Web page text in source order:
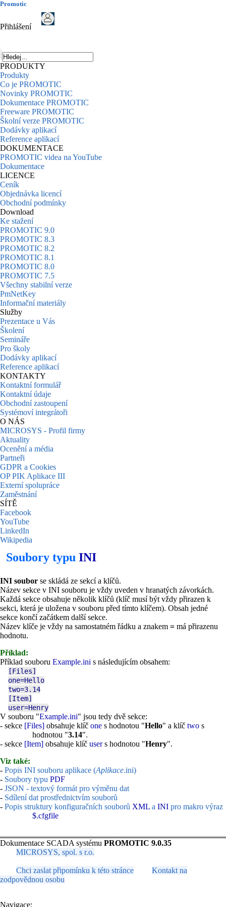
Promotic
Přihlášení
PRODUKTY
Produkty
Co je PROMOTIC
Novinky PROMOTIC
Dokumentace PROMOTIC
Freeware PROMOTIC
Školní verze PROMOTIC
Dodávky aplikací
Reference aplikací
DOKUMENTACE
PROMOTIC videa na YouTube
Dokumentace
LICENCE
Ceník
Objednávka licencí
Obchodní podmínky
Download
Ke stažení
PROMOTIC 9.0
PROMOTIC 8.3
PROMOTIC 8.2
PROMOTIC 8.1
PROMOTIC 8.0
PROMOTIC 7.5
Všechny stabilní verze
PmNetKey
Informační materiály
Služby
Prezentace u Vás
Školení
Semináře
Pro školy
Dodávky aplikací
Reference aplikací
KONTAKTY
Kontaktní formulář
Kontaktní údaje
Obchodní zastoupení
Systémoví integrátoři
O NÁS
MICROSYS - Profil firmy
Aktuality
Ocenění a média
Partneři
GDPR a Cookies
OP PIK Aplikace III
Externí spolupráce
Zaměstnání
SÍTĚ
Facebook
YouTube
LinkedIn
Wikipedia
Soubory typu INI
INI soubor se skládá ze sekcí a klíčů.
Název sekce v INI souboru je vždy uveden v hranatých závorkách.
Každá sekce obsahuje několik klíčů (klíč musí být vždy přirazen k
sekci, která je uložena v souboru před tímto klíčem). Obsah jedné
sekce končí začátkem další sekce.
Název klíče je vždy na samostatném řádku a znakem = má přirazenu
hodnotu.
Příklad:
Příklad souboru Example.ini s následujícím obsahem:
[Files]
one=Hello
two=3.14
[Item]
user=Henry
V souboru "Example.ini" jsou tedy dvě sekce:
- sekce [Files] obsahuje klíč one s hodnotou "Hello" a klíč two s
hodnotou "3.14".
- sekce [Item] obsahuje klíč users hodnotou "Henry".
Viz také:
- Popis INI souboru aplikace (Aplikace.ini)
- Soubory typu PDF
- JSON - textový formát pro výměnu dat
- Sdílení dat prostřednictvím souborů
- Popis struktury konfiguračních souborů XML a INI pro makro výraz
$.cfgfile
Dokumentace SCADA systému PROMOTIC 9.0.35
MICROSYS, spol. s r.o.
Chci zaslat připomínku k této stránce
Kontakt na
zodpovědnou osobu
Navigace: